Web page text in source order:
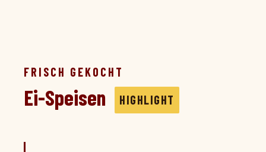
FRISCH GEKOCHT
Ei-Speisen HIGHLIGHT